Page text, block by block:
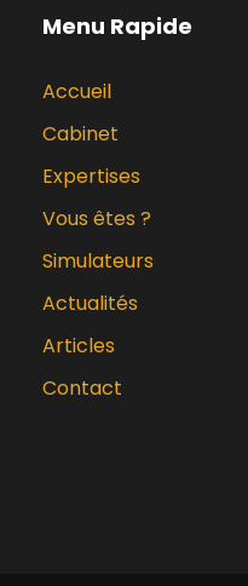
Menu Rapide
Accueil
Cabinet
Expertises
Vous êtes ?
Simulateurs
Actualités
Articles
Contact